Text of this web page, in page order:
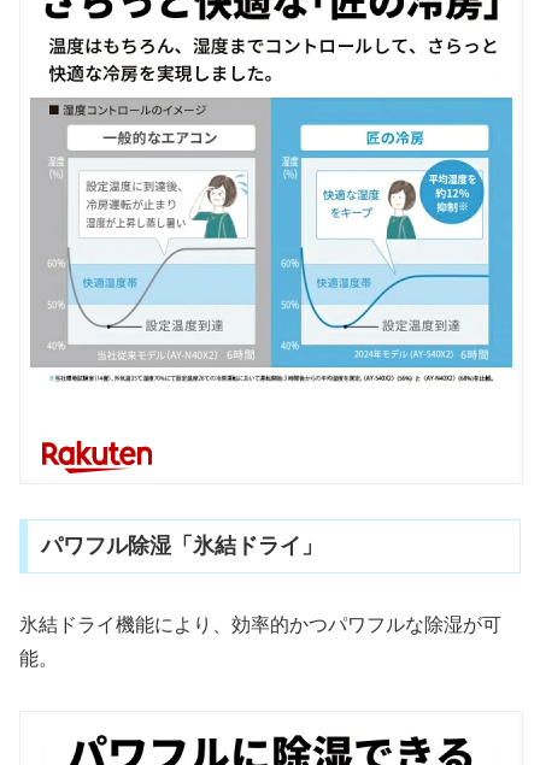
パワフル除湿「氷結ドライ」
氷結ドライ機能により、効率的かつパワフルな除湿が可
能。